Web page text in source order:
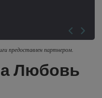
предоставлен партнером.
Любовь